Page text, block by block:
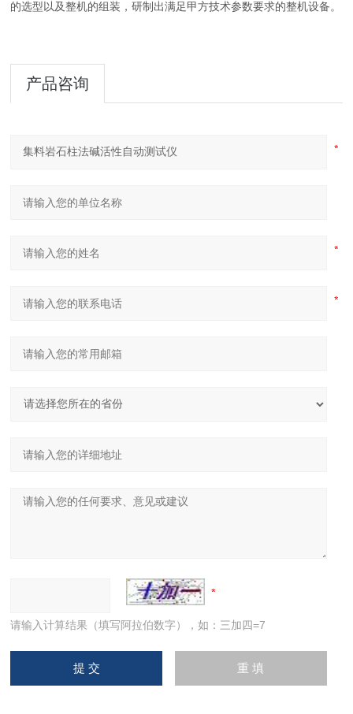
的选型以及整机的组装，研制出满足甲方技术参数要求的整机设备。
产品咨询
请输入计算结果（填写阿拉伯数字），如：三加四=7